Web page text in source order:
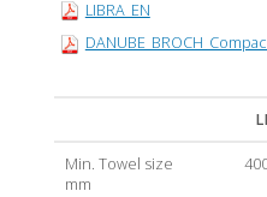
LIBRA_EN
Min. Towel size
mm